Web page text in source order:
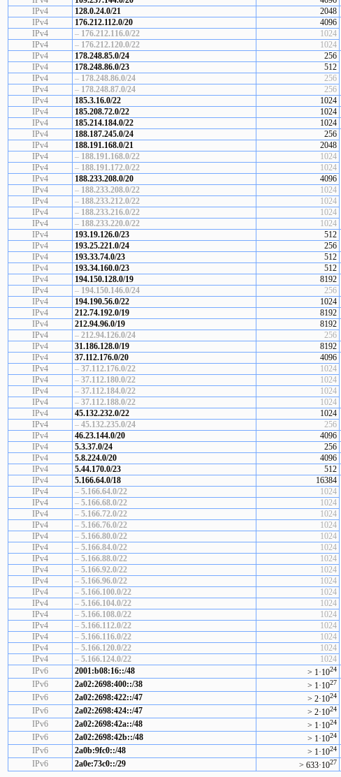
IPv4
128.0.24.0/21 2048
IPv4
176.212.112.0/20 4096
IPv4
– 176.212.116.0/22
1024
IPv4
– 176.212.120.0/22
1024
IPv4
178.248.85.0/24 256
IPv4
178.248.86.0/23
512
IPv4
– 178.248.86.0/24
256
IPv4
– 178.248.87.0/24
256
IPv4
185.3.16.0/22 1024
IPv4
185.208.72.0/22 1024
IPv4
185.214.184.0/22 1024
IPv4
188.187.245.0/24 256
IPv4
188.191.168.0/21
2048
IPv4
– 188.191.168.0/22
1024
IPv4
– 188.191.172.0/22
1024
IPv4
188.233.208.0/20
4096
IPv4
– 188.233.208.0/22
1024
IPv4
– 188.233.212.0/22
1024
IPv4
– 188.233.216.0/22
1024
IPv4
– 188.233.220.0/22
1024
IPv4
193.19.126.0/23 512
IPv4
193.25.221.0/24
256
IPv4
193.33.74.0/23 512
IPv4
193.34.160.0/23 512
IPv4
194.150.128.0/19 8192
IPv4
– 194.150.146.0/24
256
IPv4
194.190.56.0/22 1024
IPv4
212.74.192.0/19 8192
IPv4
212.94.96.0/19 8192
IPv4
– 212.94.126.0/24
256
IPv4
31.186.128.0/19 8192
IPv4
37.112.176.0/20 4096
IPv4
– 37.112.176.0/22
1024
IPv4
– 37.112.180.0/22
1024
IPv4
– 37.112.184.0/22
1024
IPv4
– 37.112.188.0/22
1024
IPv4
45.132.232.0/22 1024
IPv4
– 45.132.235.0/24
256
IPv4
46.23.144.0/20 4096
IPv4
5.3.37.0/24 256
IPv4
5.8.224.0/20 4096
IPv4
5.44.170.0/23 512
IPv4
5.166.64.0/18 16384
IPv4
– 5.166.64.0/22
1024
IPv4
– 5.166.68.0/22
1024
IPv4
– 5.166.72.0/22
1024
IPv4
– 5.166.76.0/22
1024
IPv4
– 5.166.80.0/22
1024
IPv4
– 5.166.84.0/22
1024
IPv4
– 5.166.88.0/22
1024
IPv4
– 5.166.92.0/22
1024
IPv4
– 5.166.96.0/22
1024
IPv4
– 5.166.100.0/22
1024
IPv4
– 5.166.104.0/22
1024
IPv4
– 5.166.108.0/22
1024
IPv4
– 5.166.112.0/22
1024
IPv4
– 5.166.116.0/22
1024
IPv4
– 5.166.120.0/22
1024
IPv4
– 5.166.124.0/22
1024
IPv6
2001:b08:16::/48 > 1·1024
IPv6
2a02:2698:400::/38 > 1·1027
IPv6
2a02:2698:422::/47 > 2·1024
IPv6 2a02:2698:424::/47 > 2·1024
IPv6 2a02:2698:42a::/48 > 1·1024
IPv6 2a02:2698:42b::/48 > 1·1024
IPv6 2a0b:9fc0::/48 > 1·1024
IPv6
2a0e:73c0::/29 > 633·1027